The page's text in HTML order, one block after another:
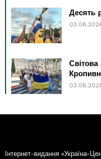
Десять
Світова
Інтернет-видання «Україна-